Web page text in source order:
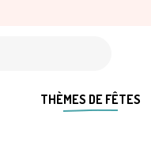
THÈMES DE FÊTES